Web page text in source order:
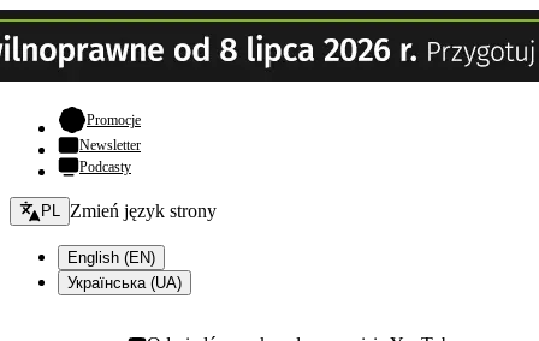
Promocje- otwiera się w nowej karcie
Newsletter
Podcasty
Zmień język - bieżący:
PL Zmień język strony
English (EN)
Українська (UA)